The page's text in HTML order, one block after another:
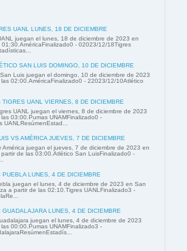
UANL LUNES, 18 DE DICIEMBRE
juegan el lunes, 18 de diciembre de 2023 en
01:30.AméricaFinalizado0 - 02023/12/18Tigres
SAN LUIS DOMINGO, 10 DE DICIEMBRE
Luis juegan el domingo, 10 de diciembre de 2023
02:00.AméricaFinalizado0 - 22023/12/10Atlético
TIGRES UANL VIERNES, 8 DE DICIEMBRE
UANL juegan el viernes, 8 de diciembre de 2023
03:00.Pumas UNAMFinalizado0 -
UANLResúmenEstad...
VS AMÉRICA JUEVES, 7 DE DICIEMBRE
América juegan el jueves, 7 de diciembre de 2023 en
de las 03:00.Atlético San LuisFinalizado0 -
LUNES, 4 DE DICIEMBRE
juegan el lunes, 4 de diciembre de 2023 en San
a partir de las 02:10.Tigres UANLFinalizado3 -
GUADALAJARA LUNES, 4 DE DICIEMBRE
juegan el lunes, 4 de diciembre de 2023
00:00.Pumas UNAMFinalizado3 -